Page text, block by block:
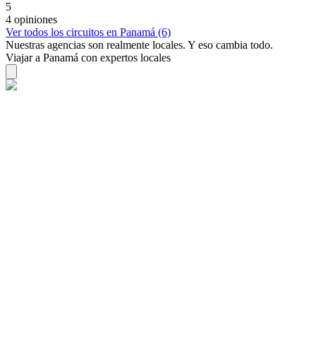
5
4 opiniones
Ver todos los circuitos en Panamá (6)
Nuestras agencias son realmente locales. Y eso cambia todo.
Viajar a Panamá con expertos locales